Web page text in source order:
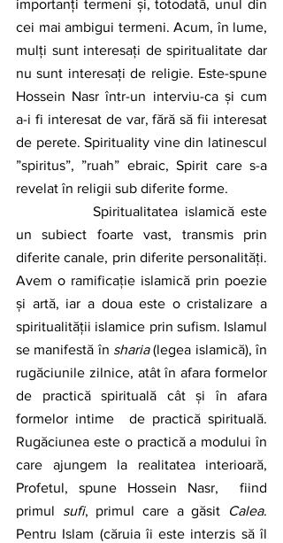
importanți termeni și, totodată, unul din
cei mai ambigui termeni. Acum, în lume,
mulți sunt interesați de spiritualitate dar
nu sunt interesați de religie. Este-spune
Hossein Nasr într-un interviu-ca și cum
a-i fi interesat de var, fără să fii interesat
de perete. Spirituality vine din latinescul
”spiritus”, ”ruah” ebraic, Spirit care s-a
revelat în religii sub diferite forme.
un subiect foarte vast, transmis prin
diferite canale, prin diferite personalități.
Avem o ramificație islamică prin poezie
și artă, iar a doua este o cristalizare a
spiritualității islamice prin sufism. Islamul
se manifestă în sharia (legea islamică), în
rugăciunile zilnice, atât în afara formelor
de practică spirituală cât și în afara
formelor intime  de practică spirituală.
Rugăciunea este o practică a modului în
care ajungem la realitatea interioară,
Profetul, spune Hossein Nasr,  fiind
primul sufi, primul care a găsit Calea.
Pentru Islam (căruia îi este interzis să îl